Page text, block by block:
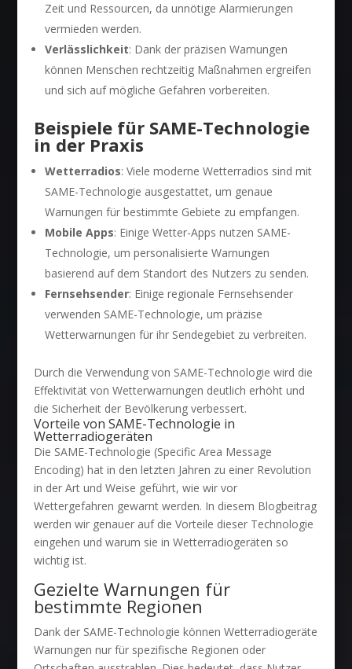
Zeit und Ressourcen, da unnötige Alarmierungen
vermieden werden.
Verlässlichkeit: Dank der präzisen Warnungen
können Menschen rechtzeitig Maßnahmen ergreifen
und sich auf mögliche Gefahren vorbereiten.
Beispiele für SAME-Technologie
in der Praxis
Wetterradios: Viele moderne Wetterradios sind mit
SAME-Technologie ausgestattet, um genaue
Warnungen für bestimmte Gebiete zu empfangen.
Mobile Apps: Einige Wetter-Apps nutzen SAME-
Technologie, um personalisierte Warnungen
basierend auf dem Standort des Nutzers zu senden.
Fernsehsender: Einige regionale Fernsehsender
verwenden SAME-Technologie, um präzise
Wetterwarnungen für ihr Sendegebiet zu verbreiten.
Durch die Verwendung von SAME-Technologie wird die
Effektivität von Wetterwarnungen deutlich erhöht und
die Sicherheit der Bevölkerung verbessert.
Vorteile von SAME-Technologie in
Wetterradiogeräten
Die SAME-Technologie (Specific Area Message
Encoding) hat in den letzten Jahren zu einer Revolution
in der Art und Weise geführt, wie wir vor
Wettergefahren gewarnt werden. In diesem Blogbeitrag
werden wir genauer auf die Vorteile dieser Technologie
eingehen und warum sie in Wetterradiogeräten so
wichtig ist.
Gezielte Warnungen für
bestimmte Regionen
Dank der SAME-Technologie können Wetterradiogeräte
Warnungen nur für spezifische Regionen oder